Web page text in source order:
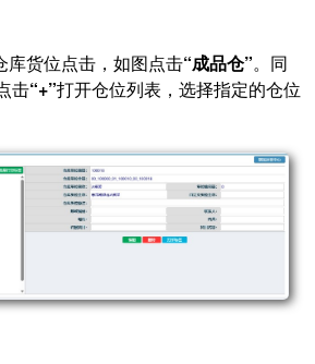
库货位点击，如图点击“成品仓”。同
击“+”打开仓位列表，选择指定的仓位